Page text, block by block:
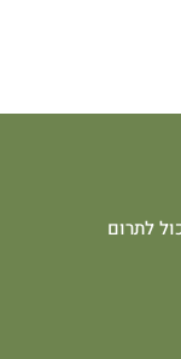
לתרום